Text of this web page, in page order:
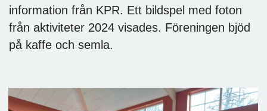
information från KPR. Ett bildspel med foton
från aktiviteter 2024 visades. Föreningen bjöd
på kaffe och semla.